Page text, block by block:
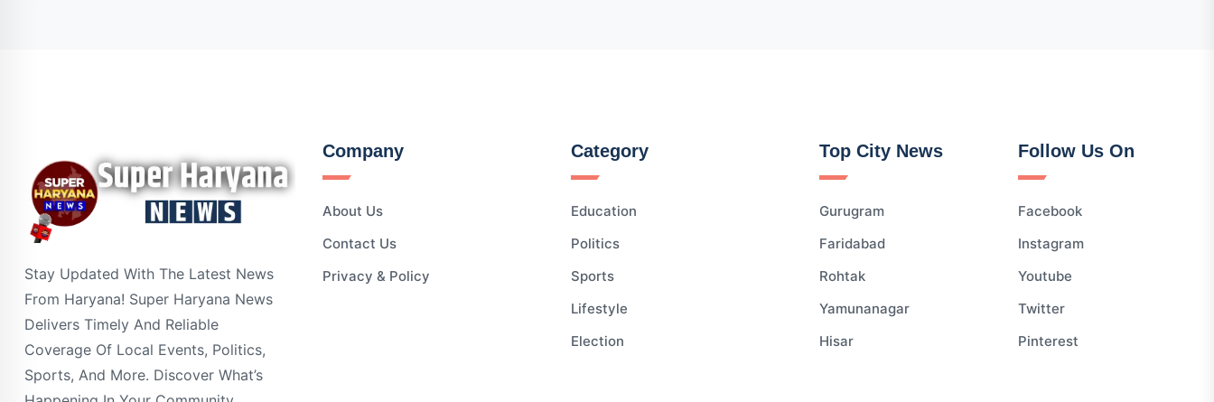
Stay Updated With The Latest News
From Haryana! Super Haryana News
Delivers Timely And Reliable
Coverage Of Local Events, Politics,
Sports, And More. Discover What’s
Company
About Us
Contact Us
Privacy & Policy
Category
Education
Politics
Sports
Lifestyle
Election
Top City News
Gurugram
Faridabad
Rohtak
Yamunanagar
Hisar
Follow Us On
Facebook
Instagram
Youtube
Twitter
Pinterest